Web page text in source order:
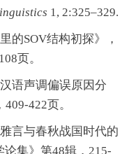
1, 2:325–329.
SOV结构初探》，
页。
语声调偏误原因分
422页。
言与春秋战国时代的
集》第48辑，215-